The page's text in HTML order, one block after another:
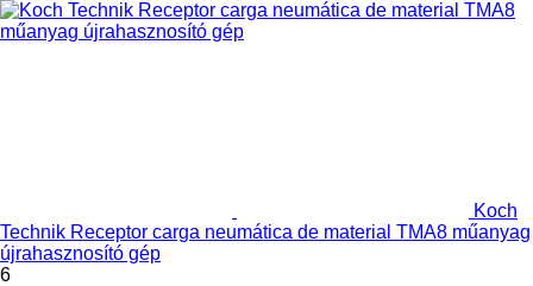
Koch
Technik Receptor carga neumática de material TMA8 műanyag
újrahasznosító gép
6